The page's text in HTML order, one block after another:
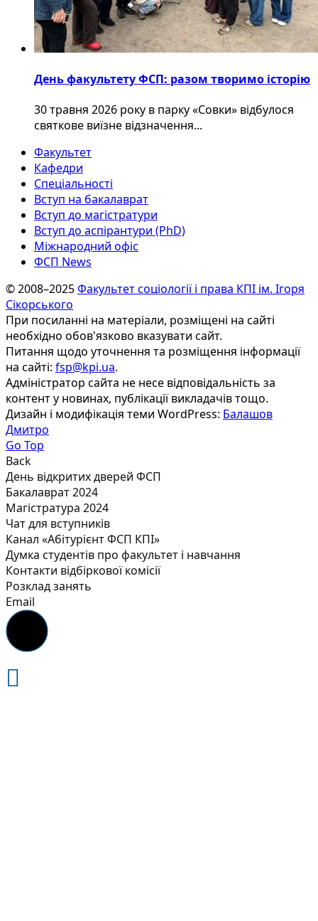
День факультету ФСП: разом творимо історію
30 травня 2026 року в парку «Совки» відбулося
святкове виїзне відзначення...
Факультет
Кафедри
Спеціальності
Вступ на бакалаврат
Вступ до магістратури
Вступ до аспірантури (PhD)
Міжнародний офіс
ФСП News
© 2008–2025Факультет соціології і права КПІ ім. Ігоря
Сікорського
При посиланні на матеріали, розміщені на сайті
необхідно обов'язково вказувати сайт.
Питання щодо уточнення та розміщення інформації
на сайті: fsp@kpi.ua.
Адміністратор сайта не несе відповідальність за
контент у новинах, публікації викладачів тощо.
Дизайн і модифікація теми WordPress: Балашов
Дмитро
Go Top
Back
День відкритих дверей ФСП
Бакалаврат 2024
Магістратура 2024
Чат для вступників
Канал «Абітурієнт ФСП КПІ»
Думка студентів про факультет і навчання
Контакти відбіркової комісії
Розклад занять
Email